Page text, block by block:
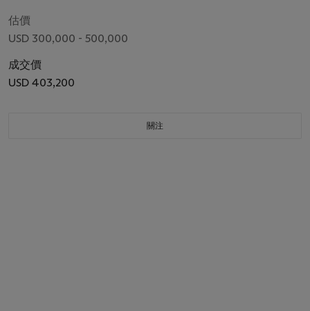
估價
USD 300,000 - 500,000
成交價
USD 403,200
關注